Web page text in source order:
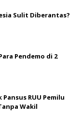
Sulit Diberantas?
Pendemo di 2
RUU Pemilu
Wakil